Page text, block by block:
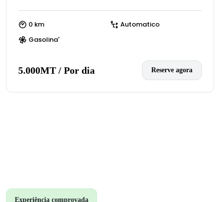
0 km
Automatico
Gasolina'
5.000MT / Por dia Reserve agora
Experiência comprovada